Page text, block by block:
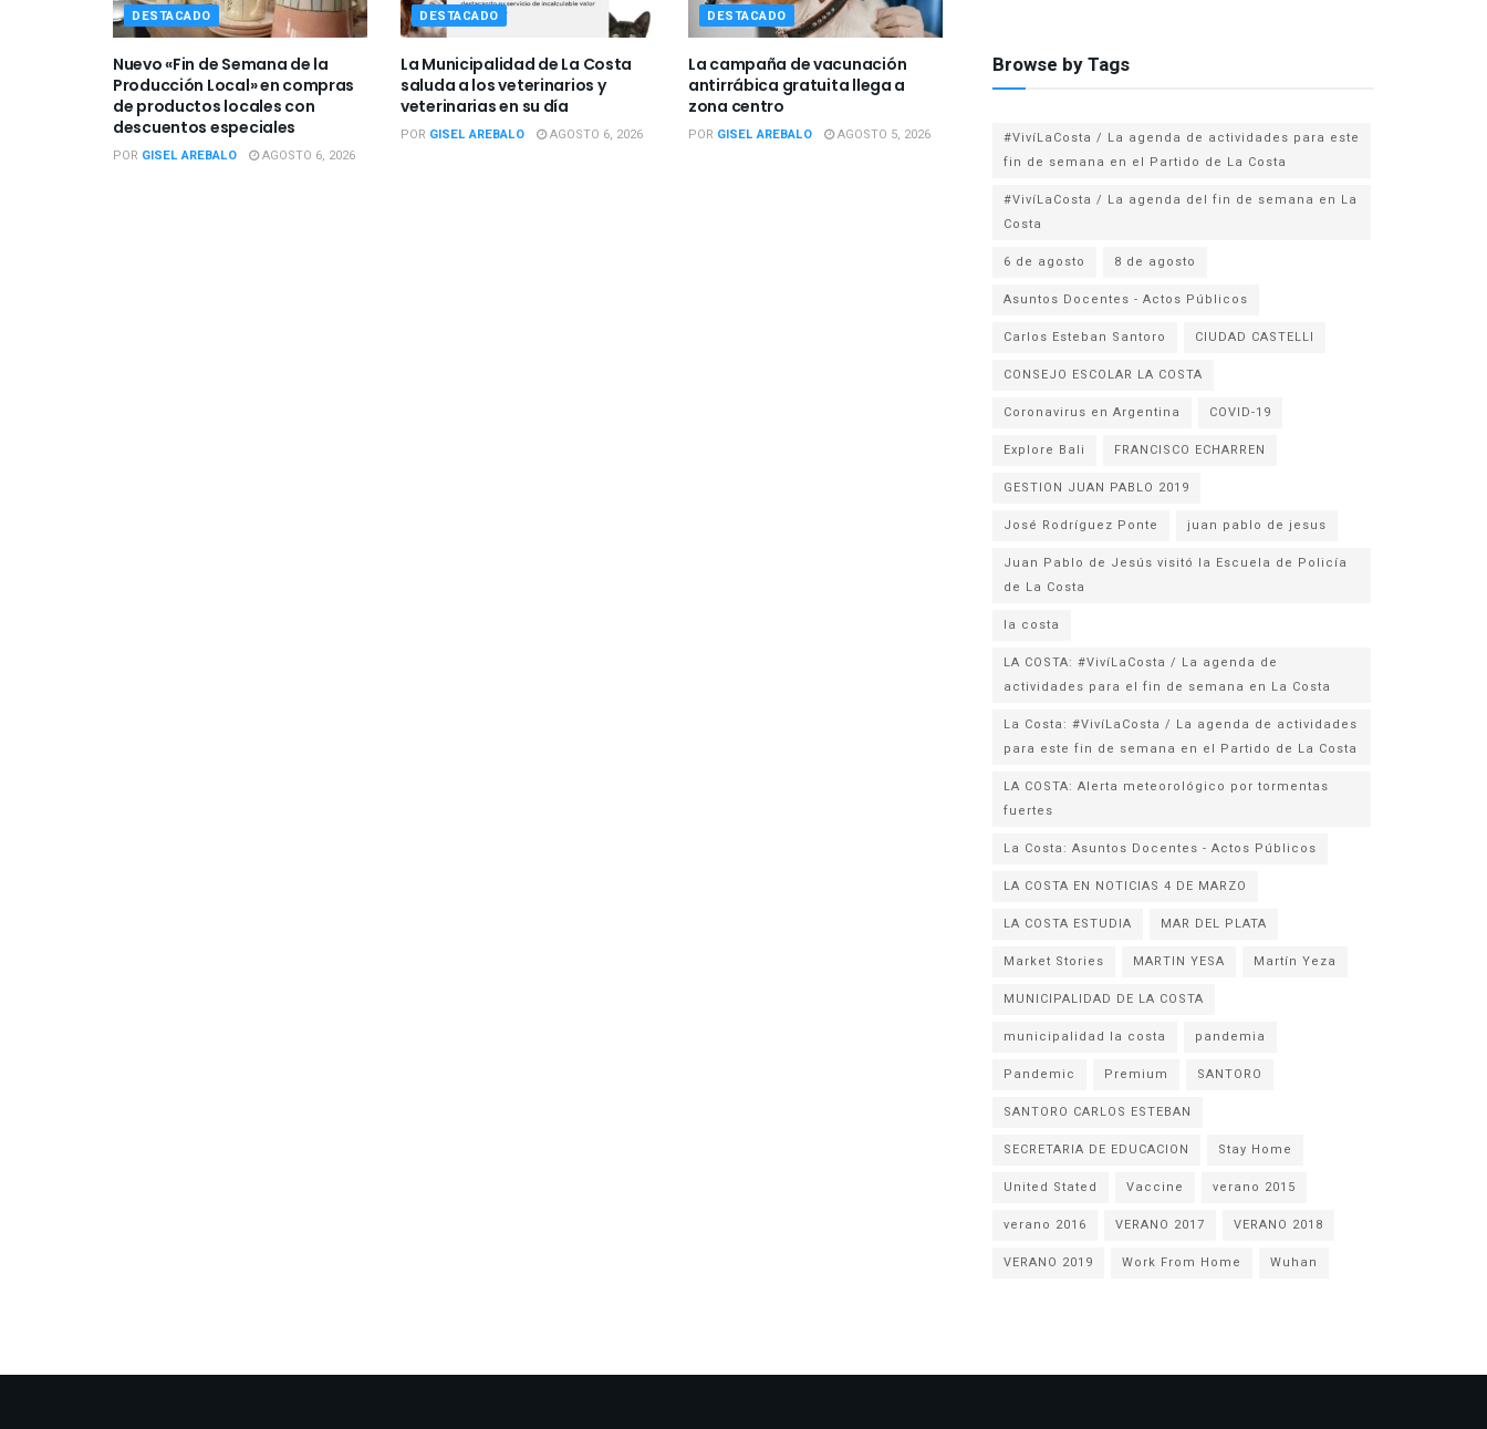
DESTACADO
Nuevo «Fin de Semana de la
Producción Local» en compras
de productos locales con
descuentos especiales
POR GISEL AREBALO AGOSTO 6, 2026
DESTACADO
La Municipalidad de La Costa
saluda a los veterinarios y
veterinarias en su día
POR GISEL AREBALO AGOSTO 6, 2026
DESTACADO
La campaña de vacunación
antirrábica gratuita llega a
zona centro
POR GISEL AREBALO AGOSTO 5, 2026
Browse by Tags
#VivíLaCosta / La agenda de actividades para este
fin de semana en el Partido de La Costa
#VivíLaCosta / La agenda del fin de semana en La
Costa
6 de agosto
8 de agosto
Asuntos Docentes - Actos Públicos
Carlos Esteban Santoro
CIUDAD CASTELLI
CONSEJO ESCOLAR LA COSTA
Coronavirus en Argentina
COVID-19
Explore Bali
FRANCISCO ECHARREN
GESTION JUAN PABLO 2019
José Rodríguez Ponte
juan pablo de jesus
Juan Pablo de Jesús visitó la Escuela de Policía
la costa
LA COSTA: #VivíLaCosta / La agenda de
actividades para el fin de semana en La Costa
La Costa: #VivíLaCosta / La agenda de actividades
para este fin de semana en el Partido de La Costa
LA COSTA: Alerta meteorológico por tormentas
fuertes
La Costa: Asuntos Docentes - Actos Públicos
LA COSTA EN NOTICIAS 4 DE MARZO
LA COSTA ESTUDIA
MAR DEL PLATA
Market Stories
MARTIN YESA
Martín Yeza
MUNICIPALIDAD DE LA COSTA
municipalidad la costa
pandemia
Pandemic
Premium
SANTORO
SANTORO CARLOS ESTEBAN
SECRETARIA DE EDUCACION
Stay Home
United Stated
Vaccine
verano 2015
verano 2016
VERANO 2017
VERANO 2018
VERANO 2019
Work From Home Wuhan